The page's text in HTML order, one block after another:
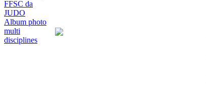
FFSC da
JUDO
Album photo
multi
disciplines